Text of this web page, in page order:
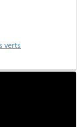
verts